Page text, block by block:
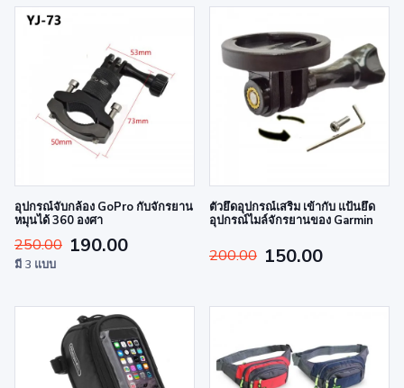
อุปกรณ์จับกล้อง GoPro กับจักรยาน
หมุนได้ 360 องศา
250.00 190.00
มี 3 แบบ
ตัวยึดอุปกรณ์เสริม เข้ากับ แป้นยึด
อุปกรณ์ไมล์จักรยานของ Garmin
200.00 150.00